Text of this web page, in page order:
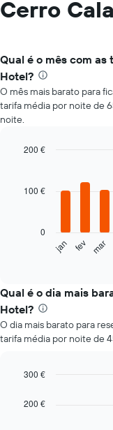
Cerro
Qual é o mês com
Hotel?
O mês mais barato para
tarifa média por noite de
noite.
with
o
preço
médio
de
um
em
cada
O
jan fev mar
0
100 €
200 €
Qual é o dia mais
Hotel?
O dia mais barato para
tarifa média por noite de
chart
graphic.
200 €
300 €